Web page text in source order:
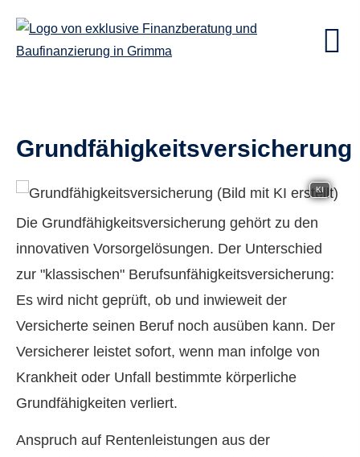
Grundfähigkeitsversicherung
KI
Die Grundfähigkeitsversicherung gehört zu den
innovativen Vorsorgelösungen. Der Unterschied
zur "klassischen" Berufs­unfähig­keitsversicherung:
Es wird nicht geprüft, ob und inwieweit der
Versicherte seinen Beruf noch ausüben kann. Der
Versicherer leistet sofort, wenn man infolge von
Krankheit oder Unfall bestimmte körperliche
Grundfähigkeiten verliert.
Anspruch auf Rentenleistungen aus der